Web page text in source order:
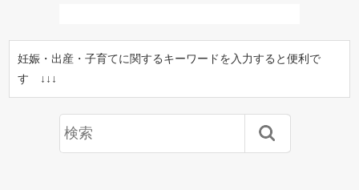
妊娠・出産・子育てに関するキーワードを入力すると便利で
す ↓↓↓